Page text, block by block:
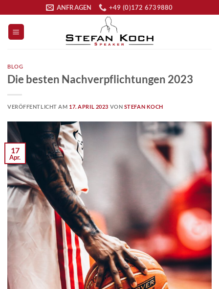
springen
ANFRAGEN +49 (0)172 6739880
BLOG
Die besten Nachverpflichtungen 2023
VERÖFFENTLICHT AM 17. APRIL 2023 VON STEFAN KOCH
17
Apr.